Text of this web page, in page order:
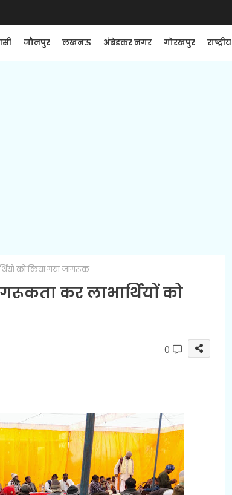
जौनपुर लखनऊ अंबेडकर नगर गोरखपुर राष्ट्रीय
को किया गया जागरूक
कर लाभार्थियों को
0